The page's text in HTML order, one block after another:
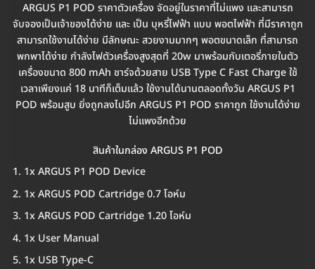
ARGUS P1 POD ราคาตัวเครื่อง จัดอยู่ในราคาที่ไม่แพง และสามารถ
จับจองเป็นเจ้าของได้ง่าย และ เป็น บุหรี่ไฟฟ้า แบบ พอตไฟฟ้า ที่มีราคาถูก
สามารถใช้งานได้ง่าย มีลักษณะ สวยงามมากๆ พอตขนาดเล็ก ที่สามารถ
พกพาได้ง่าย กำลังไฟตัวเครื่องสูงสุดที่ 20w มาพร้อมกับเตอรี่ภายในตัว
เครื่องขนาด 800 mAh ชาร์จด้วยสาย USB Type C Fast Charge ใช้
เวลาเพียงแค่ 18 นาทีก็เต็มแล้ว ใช้งานได้นานตลอดทั้งวัน ARGUS P1
POD พร้อมสูบ ยิ่งถูกลงไปอีก ARGUS P1 POD ราคาถูก ใช้งานได้ง่าย
ไม่แพงอีกด้วย
สินค้าในกล่อง ARGUS P1 POD
1x ARGUS P1 POD Device
1x ARGUS POD Cartridge 0.7 โอห์ม
1x ARGUS POD Cartridge 1.20 โอห์ม
1x User Manual
1x USB Type-C